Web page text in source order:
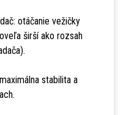
otáčanie vežičky
širší ako rozsah
stabilita a